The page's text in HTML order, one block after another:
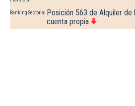
Ranking Sectorial
Posición 563 de Alquiler
cuenta propia